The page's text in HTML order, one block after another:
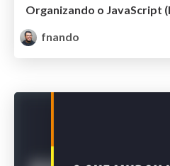
Organizando o JavaScript
fnando